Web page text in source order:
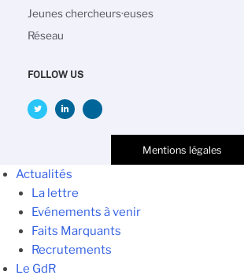
Jeunes chercheurs·euses
Réseau
FOLLOW US
Mentions légales
Actualités
La lettre
Evénements à venir
Faits Marquants
Recrutements
Le GdR